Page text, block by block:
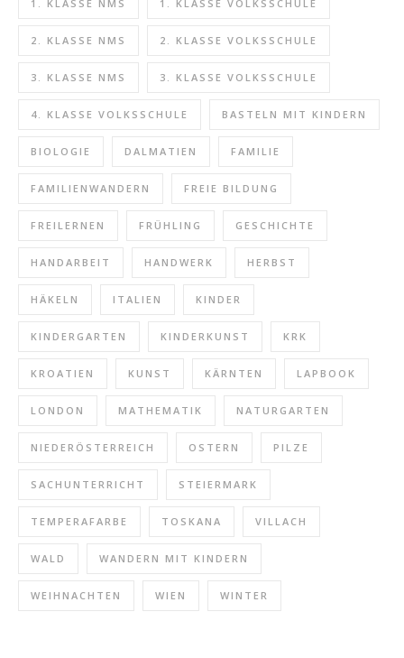
1. KLASSE NMS 1. KLASSE VOLKSSCHULE
2. KLASSE NMS 2. KLASSE VOLKSSCHULE
3. KLASSE NMS 3. KLASSE VOLKSSCHULE
4. KLASSE VOLKSSCHULE BASTELN MIT KINDERN
BIOLOGIE DALMATIEN FAMILIE
FAMILIENWANDERN FREIE BILDUNG
FREILERNEN FRÜHLING GESCHICHTE
HANDARBEIT HANDWERK HERBST
HÄKELN ITALIEN KINDER
KINDERGARTEN KINDERKUNST KRK
KROATIEN KUNST KÄRNTEN LAPBOOK
LONDON MATHEMATIK NATURGARTEN
NIEDERÖSTERREICH OSTERN PILZE
SACHUNTERRICHT STEIERMARK
TEMPERAFARBE TOSKANA VILLACH
WALD WANDERN MIT KINDERN
WEIHNACHTEN WIEN WINTER